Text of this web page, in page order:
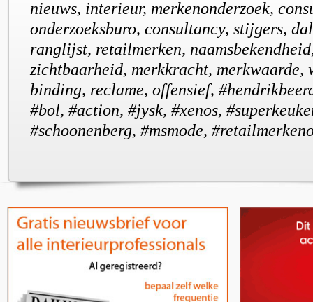
nieuws, interieur, merkenonderzoek,
onderzoeksburo, consultancy, stijgers,
ranglijst, retailmerken,
zichtbaarheid, merkkracht, merkwaarde,
binding, reclame, offensief,
#bol, #action, #jysk, #xenos,
#schoonenberg, #msmode,